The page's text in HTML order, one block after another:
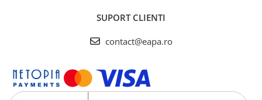
SUPORT CLIENTI
contact@eapa.ro